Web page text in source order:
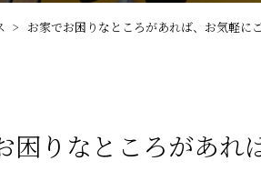
お家でお困りなところがあれば、お気軽に
困りなところがあれ